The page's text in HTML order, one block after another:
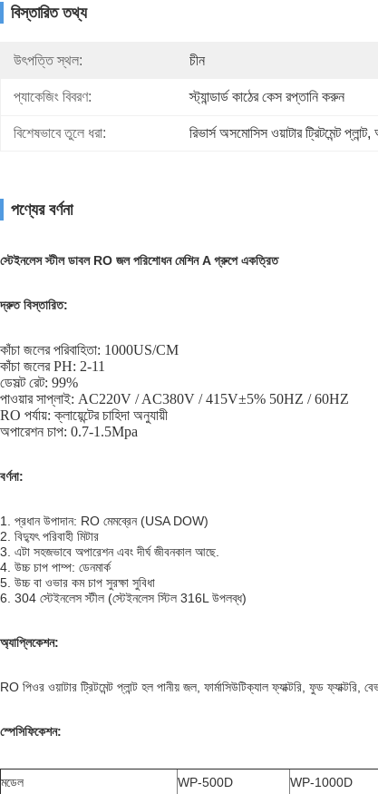
বিস্তারিত তথ্য
উৎপত্তি স্থল: চীন
প্যাকেজিং বিবরণ: স্ট্যান্ডার্ড কাঠের কেস রপ্তানি করুন
বিশেষভাবে তুলে ধরা: রিভার্স অসমোসিস ওয়াটার ট্রিটমেন্ট প্লান্ট,
পণ্যের বর্ণনা
স্টেইনলেস স্টীল ডাবল RO জল পরিশোধন মেশিন A গ্রুপে একত্রিত
দ্রুত বিস্তারিত:
কাঁচা জলের পরিবাহিতা: 1000US/CM
কাঁচা জলের PH: 2-11
ডেসল্ট রেট: 99%
পাওয়ার সাপ্লাই: AC220V / AC380V / 415V±5% 50HZ / 60HZ
RO পর্যায়: ক্লায়েন্টের চাহিদা অনুযায়ী
অপারেশন চাপ: 0.7-1.5Mpa
বর্ণনা:
1. প্রধান উপাদান: RO মেমব্রেন (USA DOW)
2. বিদ্যুৎ পরিবাহী মিটার
3. এটা সহজভাবে অপারেশন এবং দীর্ঘ জীবনকাল আছে.
4. উচ্চ চাপ পাম্প: ডেনমার্ক
5. উচ্চ বা ওভার কম চাপ সুরক্ষা সুবিধা
6. 304 স্টেইনলেস স্টীল (স্টেইনলেস স্টিল 316L উপলব্ধ)
অ্যাপ্লিকেশন:
RO পিওর ওয়াটার ট্রিটমেন্ট প্লান্ট হল পানীয় জল, ফার্মাসিউটিক্যাল ফ্যাক্টরি, ফুড
স্পেসিফিকেশন:
মডেল WP-500D WP-1000D